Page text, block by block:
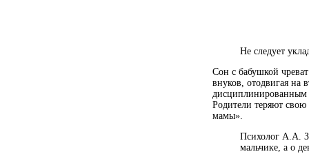
Не следует
Сон с бабушкой
внуков, отодвигая на
дисциплинированным
Родители теряют
мамы».
Психолог А.А.
мальчике, а о